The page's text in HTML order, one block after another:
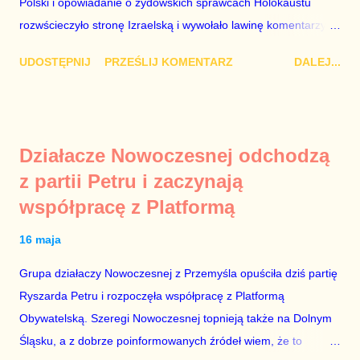
Lecha Wałęs...
rozwścieczyło stronę Izraelską i wywołało lawinę komentarzy w
Dodajmy do tego jeszcze odmowę wojewody dotyczącą
centrum, a PiS już tam jest” – mówili komentatorzy po zamianie
Szydło na Morawieckiego. Jak zwykle mieli rację. Tej nocy rząd
nie pójdzie spać. Do jutrzejszego poranka muszą znaleźć
życiorys i zdjęcie. Mile widziane są też powiązania tego
zwyrodnialca z politykami PO. Bez tego, udział polityków PiS w
porannych programach nie ma sensu. Jeszcze ze trzy dni
sukcesów PiS na arenie międzynarodowej, a rządzący zaczną
modli...
UDOSTĘPNIJ PRZEŚLIJ KOMENTARZ DALEJ...
Działacze Nowoczesnej odchodzą
z partii Petru i zaczynają
współpracę z Platformą
16 maja
Grupa działaczy Nowoczesnej z Przemyśla opuściła dziś partię
Ryszarda Petru i rozpoczęła współpracę z Platformą
Obywatelską. Szeregi Nowoczesnej topnieją także na Dolnym
Śląsku, a z dobrze poinformowanych źródeł wiem, że to